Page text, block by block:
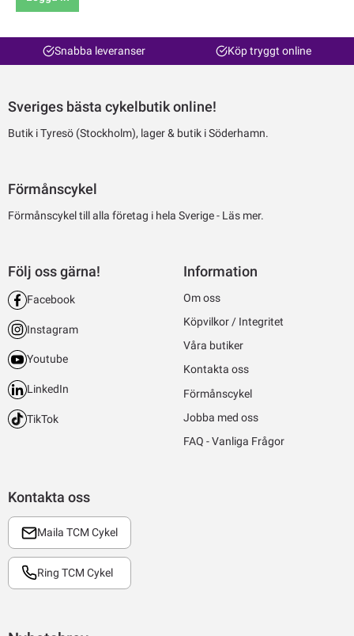
Snabba leveranser Köp tryggt online
Sveriges bästa cykelbutik online!
Butik i Tyresö (Stockholm), lager & butik i Söderhamn.
Förmånscykel
Förmånscykel till alla företag i hela Sverige - Läs mer.
Kontakta oss
Maila TCM Cykel
Ring TCM Cykel
Följ oss gärna!
Facebook
Instagram
Youtube
LinkedIn
TikTok
Information
Om oss
Köpvilkor / Integritet
Våra butiker
Kontakta oss
Förmånscykel
Jobba med oss
FAQ - Vanliga Frågor